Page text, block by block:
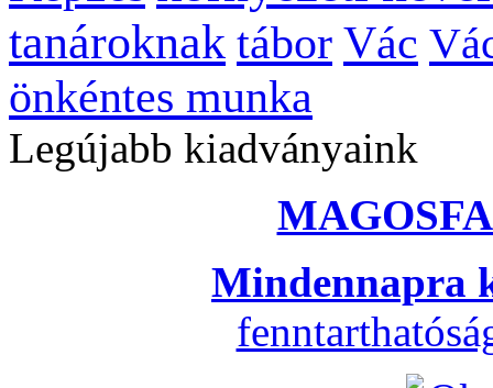
tanároknak tábor Vác
önkéntes munka
Legújabb kiadványaink
Mindennapra